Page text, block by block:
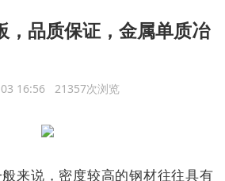
，品质保证，金属单质冶
16:56 21357次浏览
来说，密度较高的钢材往往具有